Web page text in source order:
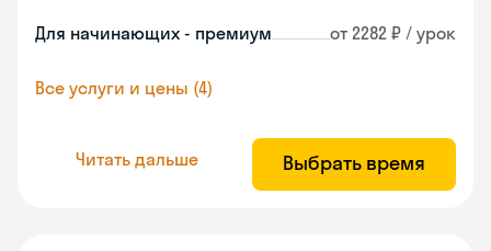
Для начинающих - премиум от 2282 ₽ / урок
Все услуги и цены (4)
Читать дальше Выбрать время